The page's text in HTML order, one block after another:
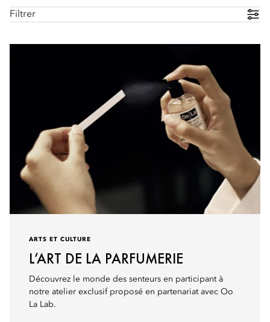
Filtrer
ARTS ET CULTURE
L’ART DE LA PARFUMERIE
Découvrez le monde des senteurs en participant à
notre atelier exclusif proposé en partenariat avec Oo
La Lab.